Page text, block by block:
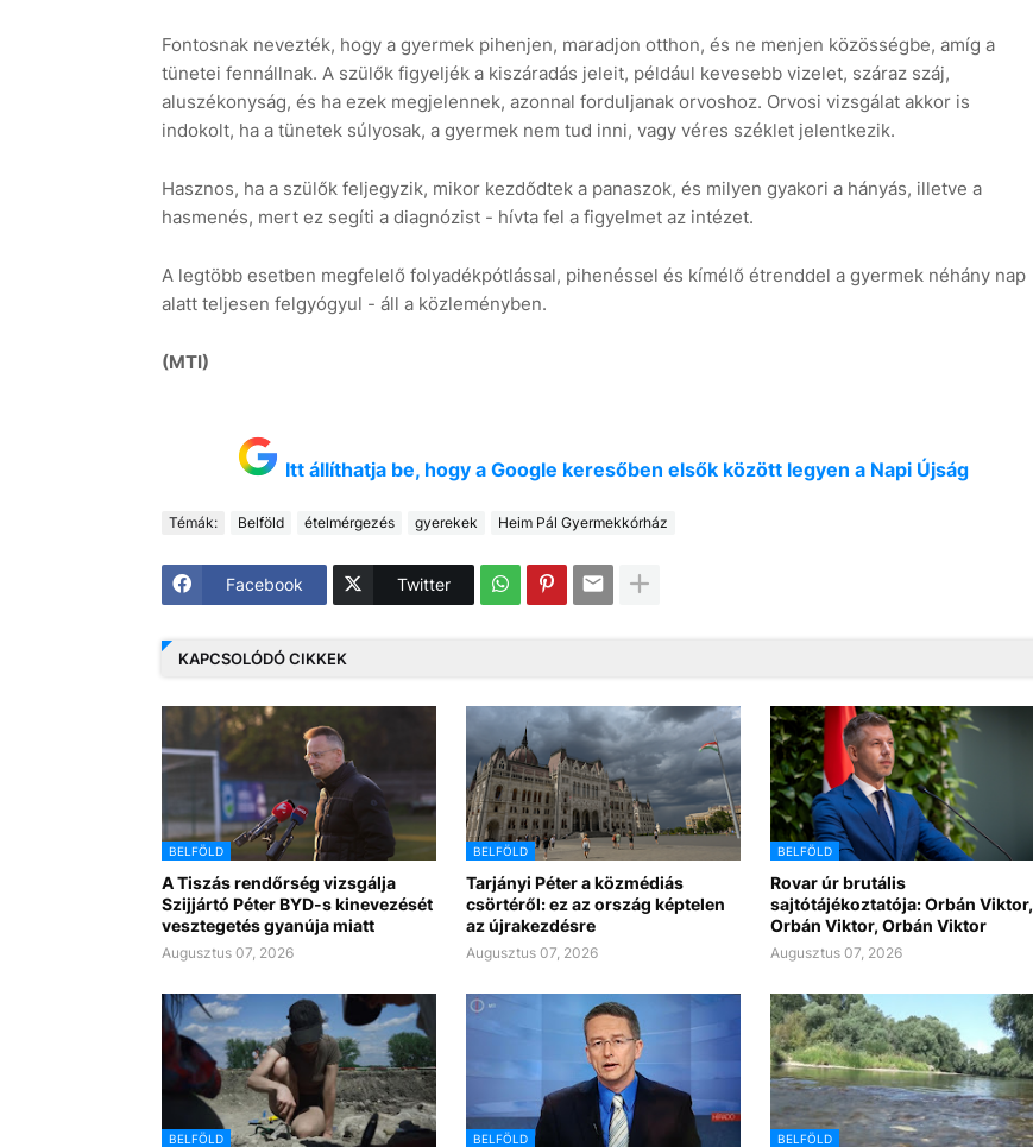
Fontosnak nevezték, hogy a gyermek pihenjen, maradjon otthon, és ne menjen közösségbe, amíg a
tünetei fennállnak. A szülők figyeljék a kiszáradás jeleit, például kevesebb vizelet, száraz száj,
aluszékonyság, és ha ezek megjelennek, azonnal forduljanak orvoshoz. Orvosi vizsgálat akkor is
indokolt, ha a tünetek súlyosak, a gyermek nem tud inni, vagy véres széklet jelentkezik.
Hasznos, ha a szülők feljegyzik, mikor kezdődtek a panaszok, és milyen gyakori a hányás, illetve a
hasmenés, mert ez segíti a diagnózist - hívta fel a figyelmet az intézet.
A legtöbb esetben megfelelő folyadékpótlással, pihenéssel és kímélő étrenddel a gyermek néhány nap
alatt teljesen felgyógyul - áll a közleményben.
(MTI)
Itt állíthatja be, hogy a Google keresőben elsők között legyen a Napi Újság
Témák: Belföld ételmérgezés gyerekek Heim Pál Gyermekkórház
Facebook Twitter
KAPCSOLÓDÓ CIKKEK
BELFÖLD
A Tiszás rendőrség vizsgálja
Szijjártó Péter BYD-s kinevezését
vesztegetés gyanúja miatt
Augusztus 07, 2026
BELFÖLD
Tarjányi Péter a közmédiás
csörtéről: ez az ország képtelen
az újrakezdésre
Augusztus 07, 2026
BELFÖLD
Rovar úr brutális
sajtótájékoztatója: Orbán Viktor,
Orbán Viktor, Orbán Viktor
Augusztus 07, 2026
BELFÖLD BELFÖLD BELFÖLD